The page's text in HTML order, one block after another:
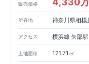
757m（徒歩10分）​新
磯部郵便局 約900m（
948m （徒歩12分）
■東栄住宅の家作り■​■
↑ ​
の技術基準をクリア☆】​
住宅面積
５省エネルギー
■住宅性能評価ダブル取
販売価格
所在地 神奈川県相
アクセス 横浜線 矢部
土地面積 121.71㎡